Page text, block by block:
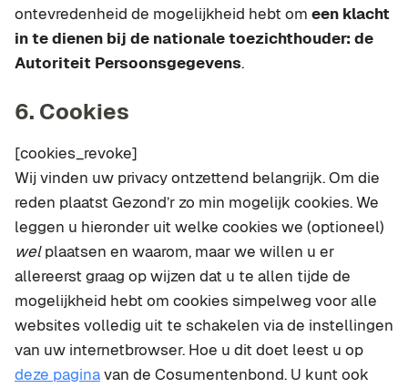
ontevredenheid de mogelijkheid hebt om een klacht
in te dienen bij de nationale toezichthouder: de
Autoriteit Persoonsgegevens.
6. Cookies
[cookies_revoke]
Wij vinden uw privacy ontzettend belangrijk. Om die
reden plaatst Gezond’r zo min mogelijk cookies. We
leggen u hieronder uit welke cookies we (optioneel)
welplaatsen en waarom, maar we willen u er
allereerst graag op wijzen dat u te allen tijde de
mogelijkheid hebt om cookies simpelweg voor alle
websites volledig uit te schakelen via de instellingen
van uw internetbrowser. Hoe u dit doet leest u op
deze paginavan de Cosumentenbond. U kunt ook